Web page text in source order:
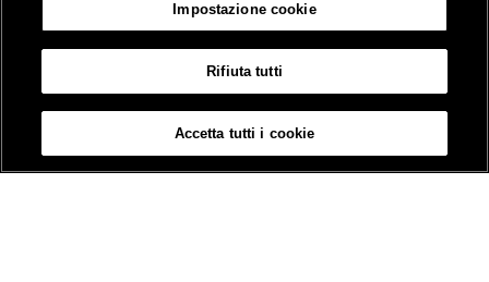
Protezione dati
Informativa sui Cookies Partita Iva 01008081000
Impostazione cookie
Rifiuta tutti
Accetta tutti i cookie